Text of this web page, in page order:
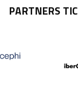
PARTNERS TIC